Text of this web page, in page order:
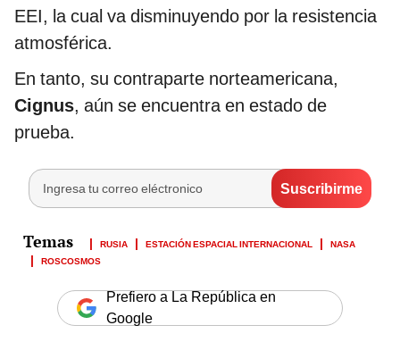
EEI, la cual va disminuyendo por la resistencia
atmosférica.
En tanto, su contraparte norteamericana,
Cignus, aún se encuentra en estado de
prueba.
RUSIA ESTACIÓN ESPACIAL INTERNACIONAL
NASA
ROSCOSMOS
Prefiero a La República en
Google